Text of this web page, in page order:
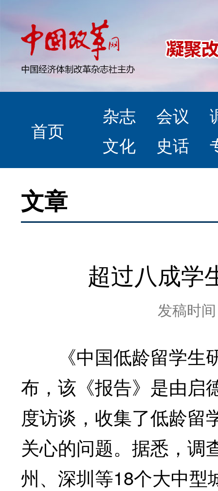
首页
杂志 会议
文化
史话
文章
超过八成学
发稿时
《中国低龄留学生
布，该《报告》是由启
度访谈，收集了低龄留
关心的问题。据悉，调
州、深圳等18个大中型